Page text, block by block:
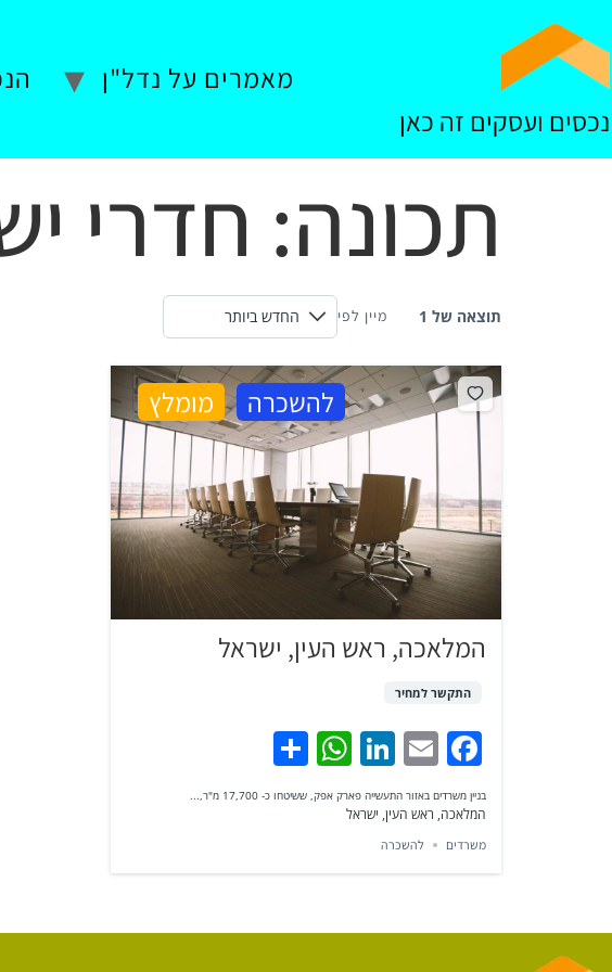
נכסים ועסקים זה כאן
מאמרים על נדל"ן
תכונה: חדרי
תוצאה של 1 מיין לפי
להשכרה מומלץ
המלאכה, ראש העין, ישראל
התקשר למחיר
Facebook
Email
LinkedIn
WhatsApp
בניין משרדים באזור התעשייה פארק אפק, ששיטחו כ- 17,700 מ"ר,...
המלאכה, ראש העין, ישראל
משרדים להשכרה